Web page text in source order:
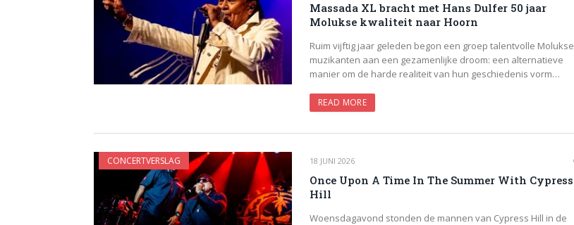
Massada XL bracht met Hans Dulfer 50 jaar
Molukse kwaliteit naar Hoorn
Ruim vijftig jaar geleden begon een groep talentvolle Molukse
muzikanten aan een gezamenlijke droom: een alternatieve
manier om de harde realiteit van hun geschiedenis vorm…
READ MORE
CONCERTVERSLAG 18 JUNI 2026
Once Upon A Time In The Summer With Cypress
Hill
Woensdagavond stonden de mannen van Cypress Hill in de